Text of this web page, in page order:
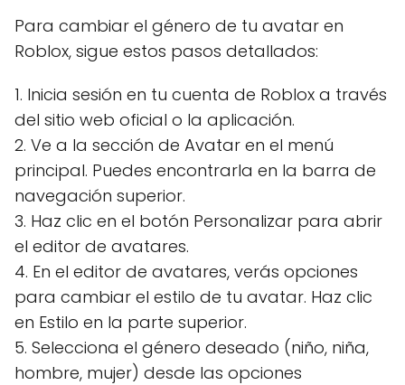
Para cambiar el género de tu avatar en
Roblox, sigue estos pasos detallados:
1. Inicia sesión en tu cuenta de Roblox a través
del sitio web oficial o la aplicación.
2. Ve a la sección de Avatar en el menú
principal. Puedes encontrarla en la barra de
navegación superior.
3. Haz clic en el botón Personalizar para abrir
el editor de avatares.
4. En el editor de avatares, verás opciones
para cambiar el estilo de tu avatar. Haz clic
en Estilo en la parte superior.
5. Selecciona el género deseado (niño, niña,
hombre, mujer) desde las opciones